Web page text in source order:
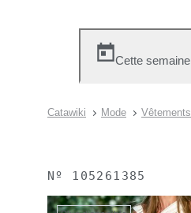
Cette semaine
Catawiki Mode Vêtements
Nº 105261385